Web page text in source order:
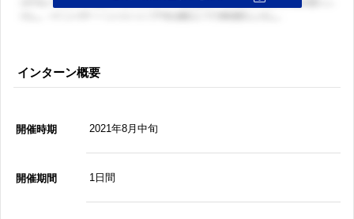
インターン概要
開催時期 2021年8月中旬
開催期間 1日間